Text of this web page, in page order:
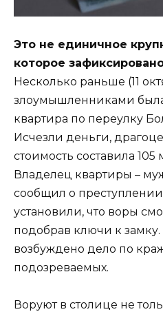
Это не единичное
которое
Несколько раньше (11
злоумышленниками
квартира по переулку
Исчезли деньги,
стоимость составила 105
Владелец квартиры –
сообщил о
установили, что воры
подобрав ключи к
возбуждено дело по
подозреваемых.
Воруют в столице не